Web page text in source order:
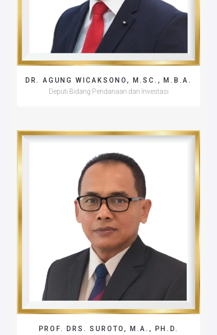
DR. AGUNG WICAKSONO, M.SC., M.B.A.
Deputi Bidang Pendanaan dan Investasi
PROF. DRS. SUROTO, M.A., PH.D.